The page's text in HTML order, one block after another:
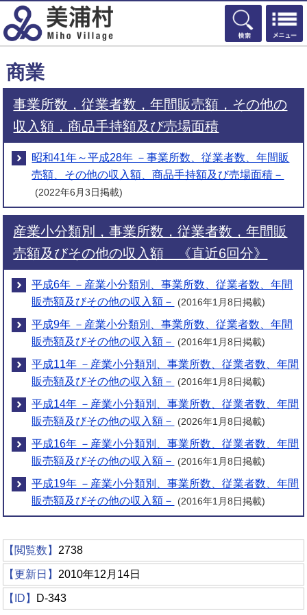
検索
商業
事業所数，従業者数，年間販売額，その他の
収入額，商品手持額及び売場面積
昭和41年～平成28年 －事業所数、従業者数、年間販
売額、その他の収入額、商品手持額及び売場面積－
(2022年6月3日掲載)
産業小分類別，事業所数，従業者数，年間販
売額及びその他の収入額 《直近6回分》
平成6年 －産業小分類別、事業所数、従業者数、年間
販売額及びその他の収入額－
(2016年1月8日掲載)
平成9年 －産業小分類別、事業所数、従業者数、年間
販売額及びその他の収入額－
(2016年1月8日掲載)
平成11年 －産業小分類別、事業所数、従業者数、年間
販売額及びその他の収入額－
(2016年1月8日掲載)
平成14年 －産業小分類別、事業所数、従業者数、年間
販売額及びその他の収入額－
(2026年1月8日掲載)
平成16年 －産業小分類別、事業所数、従業者数、年間
販売額及びその他の収入額－
(2016年1月8日掲載)
平成19年 －産業小分類別、事業所数、従業者数、年間
販売額及びその他の収入額－
(2016年1月8日掲載)
【閲覧数】 2738
【更新日】 2010年12月14日
【ID】 D-343